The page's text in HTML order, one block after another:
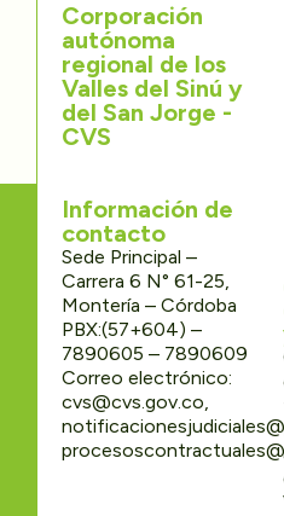
Trámites y Servicios
Contáctenos
Corporación
autónoma
regional de los
Valles del Sinú y
del San Jorge -
CVS
Información de
contacto
Sede Principal –
Carrera 6 N° 61-25,
Montería – Córdoba
PBX:(57+604) –
7890605 – 7890609
Correo electrónico:
cvs@cvs.gov.co,